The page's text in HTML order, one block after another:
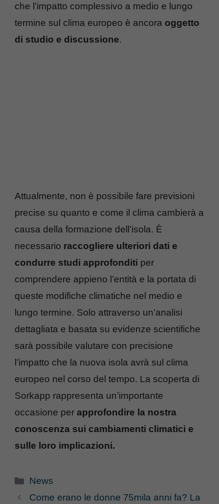
che l’impatto complessivo a medio e lungo
termine sul clima europeo è ancora oggetto
di studio e discussione.
Attualmente, non è possibile fare previsioni
precise su quanto e come il clima cambierà a
causa della formazione dell’isola. È
necessario raccogliere ulteriori dati e
condurre studi approfonditi per
comprendere appieno l’entità e la portata di
queste modifiche climatiche nel medio e
lungo termine. Solo attraverso un’analisi
dettagliata e basata su evidenze scientifiche
sarà possibile valutare con precisione
l’impatto che la nuova isola avrà sul clima
europeo nel corso del tempo. La scoperta di
Sorkapp rappresenta un’importante
occasione per approfondire la nostra
conoscenza sui cambiamenti climatici e
sulle loro implicazioni.
Categorie
News
Come erano le donne 75mila anni fa? La